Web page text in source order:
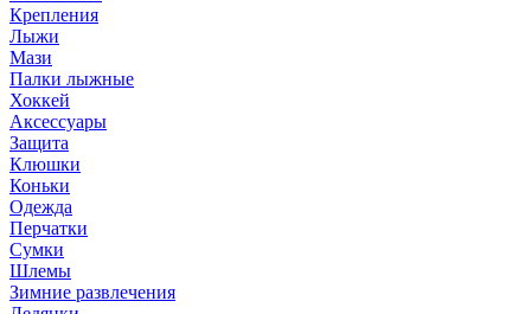
Крепления
Лыжи
Мази
Палки лыжные
Хоккей
Аксессуары
Защита
Клюшки
Коньки
Одежда
Перчатки
Сумки
Шлемы
Зимние развлечения